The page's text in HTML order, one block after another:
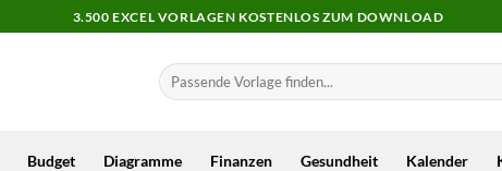
3.500 EXCEL VORLAGEN KOSTENLOS ZUM DOWNLOAD
Budget Diagramme Finanzen Gesundheit Kalender